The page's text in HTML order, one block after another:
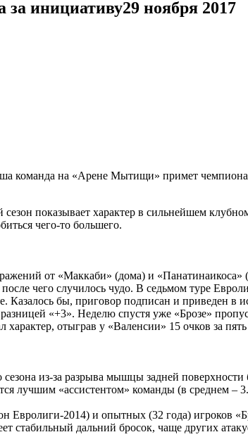
за инициативу29 ноября 2017
команда на «Арене Мытищи» примет
показывает характер в сильнейшем
чего-то большего.
от «Маккаби» (дома) и
чего случилось чудо. В седьмом туре
Казалось бы, приговор подписан и
«+3». Неделю спустя уже «Брозе»
отыграв у «Валенсии» 15 очков за
из-за разрыва мышцы задней
лучшим «ассистентом» команды (в среднем –
Евролиги-2014) и опытных (32 года) игроков
стабильный дальний бросок, чаще других